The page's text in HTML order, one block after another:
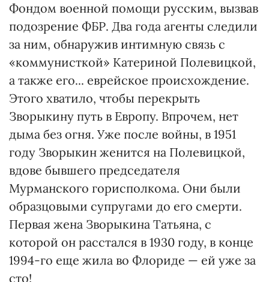
Фондом военной помощи русским, вызвав
подозрение ФБР. Два года агенты следили
за ним, обнаружив интимную связь с
«коммунисткой» Катериной Полевицкой,
а также его... еврейское происхождение.
Этого хватило, чтобы перекрыть
Зворыкину путь в Европу. Впрочем, нет
дыма без огня. Уже после войны, в 1951
году Зворыкин женится на Полевицкой,
вдове бывшего председателя
Мурманского горисполкома. Они были
образцовыми супругами до его смерти.
Первая жена Зворыкина Татьяна, с
которой он расстался в 1930 году, в конце
1994-го еще жила во Флориде — ей уже за
сто!